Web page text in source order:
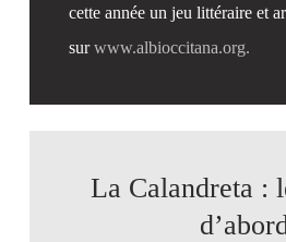
cette année un jeu littéraire et
surwww.albioccitana.org.
La Calandreta :